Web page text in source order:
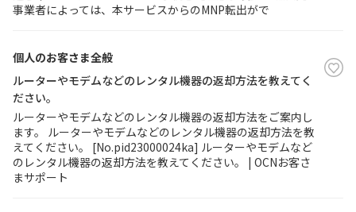
事業者によっては、本サービスからのMNP転出がで
個人のお客さま全般
ルーターやモデムなどのレンタル機器の返却方法を教えてく
ださい。
ルーターやモデムなどのレンタル機器の返却方法をご案内し
ます。 ルーターやモデムなどのレンタル機器の返却方法を教
えてください。 [No.pid23000024ka] ルーターやモデムなど
のレンタル機器の返却方法を教えてください。 | OCNお客さ
まサポート